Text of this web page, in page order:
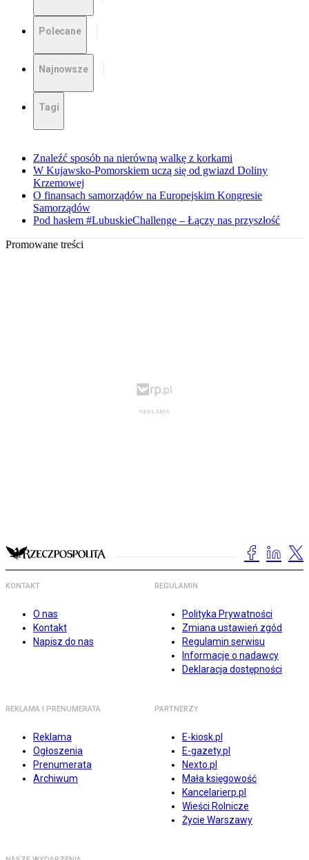
Polecane
Najnowsze
Tagi
Znaleźć sposób na nierówną walkę z korkami
W Kujawsko-Pomorskiem uczą się od gwiazd Doliny
Krzemowej
O finansach samorządów na Europejskim Kongresie
Samorządów
Pod hasłem #LubuskieChallenge – Łączy nas przyszłość
Promowane treści
KONTAKT
O nas
Kontakt
Napisz do nas
REGULAMIN
Polityka Prywatności
Zmiana ustawień zgód
Regulamin serwisu
Informacje o nadawcy
Deklaracja dostępności
REKLAMA I PRENUMERATA
Reklama
Ogłoszenia
Prenumerata
Archiwum
PARTNERZY
E-kiosk.pl
E-gazety.pl
Nexto.pl
Mała księgowość
Kancelarierp.pl
Wieści Rolnicze
Życie Warszawy